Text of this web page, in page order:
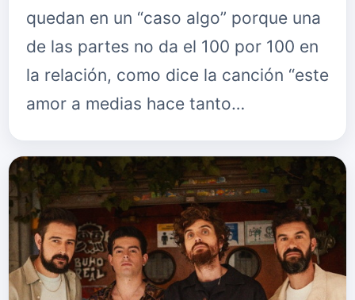
quedan en un “caso algo” porque una
de las partes no da el 100 por 100 en
la relación, como dice la canción “este
amor a medias hace tanto…